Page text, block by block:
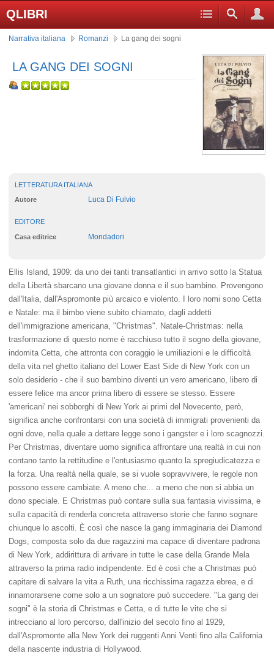
QLIBRI
Narrativa italiana Romanzi La gang dei sogni
LA GANG DEI SOGNI
LETTERATURA ITALIANA
Autore Luca Di Fulvio
EDITORE
Casa editrice Mondadori
Ellis Island, 1909: da uno dei tanti transatlantici in arrivo sotto la Statua
della Libertà sbarcano una giovane donna e il suo bambino. Provengono
dall'Italia, dall'Aspromonte più arcaico e violento. I loro nomi sono Cetta
e Natale: ma il bimbo viene subito chiamato, dagli addetti
dell'immigrazione americana, "Christmas". Natale-Christmas: nella
trasformazione di questo nome è racchiuso tutto il sogno della giovane,
indomita Cetta, che attronta con coraggio le umiliazioni e le difficoltà
della vita nel ghetto italiano del Lower East Side di New York con un
solo desiderio - che il suo bambino diventi un vero americano, libero di
essere felice ma ancor prima libero di essere se stesso. Essere
'americani' nei sobborghi di New York ai primi del Novecento, però,
significa anche confrontarsi con una società di immigrati provenienti da
ogni dove, nella quale a dettare legge sono i gangster e i loro scagnozzi.
Per Christmas, diventare uomo significa affrontare una realtà in cui non
contano tanto la rettitudine e l'entusiasmo quanto la spregiudicatezza e
la forza. Una realtà nella quale, se si vuole sopravvivere, le regole non
possono essere cambiate. A meno che... a meno che non si abbia un
dono speciale. E Christmas può contare sulla sua fantasia vivissima, e
sulla capacità di renderla concreta attraverso storie che fanno sognare
chiunque lo ascolti. È così che nasce la gang immaginaria dei Diamond
Dogs, composta solo da due ragazzini ma capace di diventare padrona
di New York, addirittura di arrivare in tutte le case della Grande Mela
attraverso la prima radio indipendente. Ed è così che a Christmas può
capitare di salvare la vita a Ruth, una ricchissima ragazza ebrea, e di
innamorarsene come solo a un sognatore può succedere. "La gang dei
sogni" è la storia di Christmas e Cetta, e di tutte le vite che si
intrecciano al loro percorso, dall'inizio del secolo fino al 1929,
dall'Aspromonte alla New York dei ruggenti Anni Venti fino alla California
della nascente industria di Hollywood.